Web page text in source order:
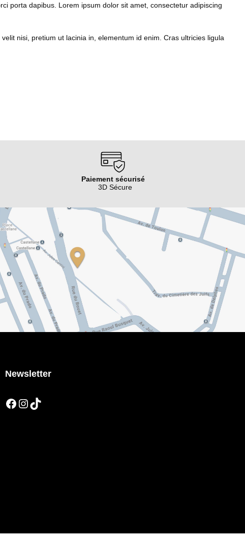
porta dapibus. Lorem ipsum dolor sit amet, consectetur adipiscing
nisi, pretium ut lacinia in, elementum id enim. Cras ultricies ligula
Paiement sécurisé
3D Sécure
Newsletter
Facebook
Instagram